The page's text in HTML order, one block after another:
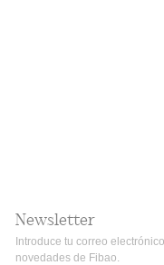
Newsletter
Introduce tu correo
novedades de Fibao.